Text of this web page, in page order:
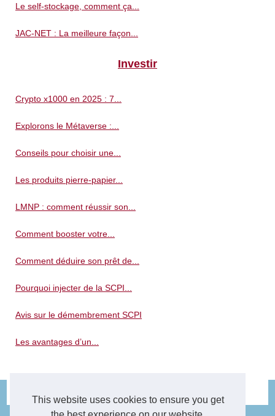
This website uses cookies to ensure you get
Le self-stockage, comment ça...
JAC-NET : La meilleure façon...
Investir
Crypto x1000 en 2025 : 7...
Explorons le Métaverse :...
Conseils pour choisir une...
Les produits pierre-papier...
LMNP : comment réussir son...
Comment booster votre...
Comment déduire son prêt de...
Pourquoi injecter de la SCPI...
Avis sur le démembrement SCPI
Les avantages d’un...